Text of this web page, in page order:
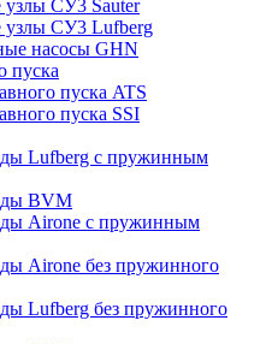
узлы СУ3 Sauter
узлы СУ3 Lufberg
насосы GHN
пуска
пуска ATS
пуска SSI
Lufberg c пружинным
BVM
Airone c пружинным
Airone без пружинного
Lufberg без пружинного